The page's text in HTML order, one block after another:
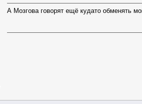
А Мозгова говорят ещё кудато обменять